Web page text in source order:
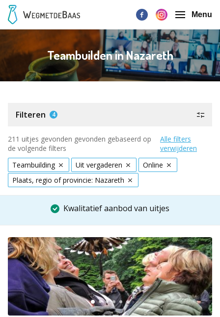
Menu
Teambuilden in Nazareth
Filteren 4
211 uitjes gevonden gevonden gebaseerd op
de volgende filters
Alle filters
verwijderen
Teambuilding
Uit vergaderen
Online
Plaats, regio of provincie: Nazareth
Kwalitatief aanbod van uitjes